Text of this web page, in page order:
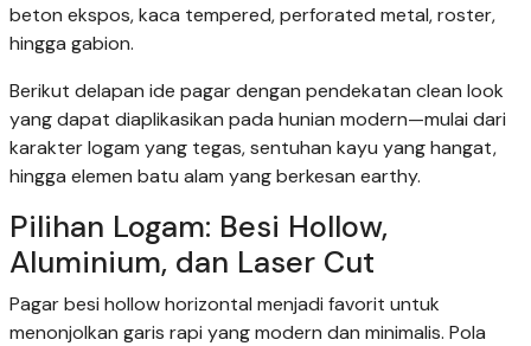
beton ekspos, kaca tempered, perforated metal, roster,
hingga gabion.
Berikut delapan ide pagar dengan pendekatan clean look
yang dapat diaplikasikan pada hunian modern—mulai dari
karakter logam yang tegas, sentuhan kayu yang hangat,
hingga elemen batu alam yang berkesan earthy.
Pilihan Logam: Besi Hollow,
Aluminium, dan Laser Cut
Pagar besi hollow horizontal menjadi favorit untuk
menonjolkan garis rapi yang modern dan minimalis. Pola